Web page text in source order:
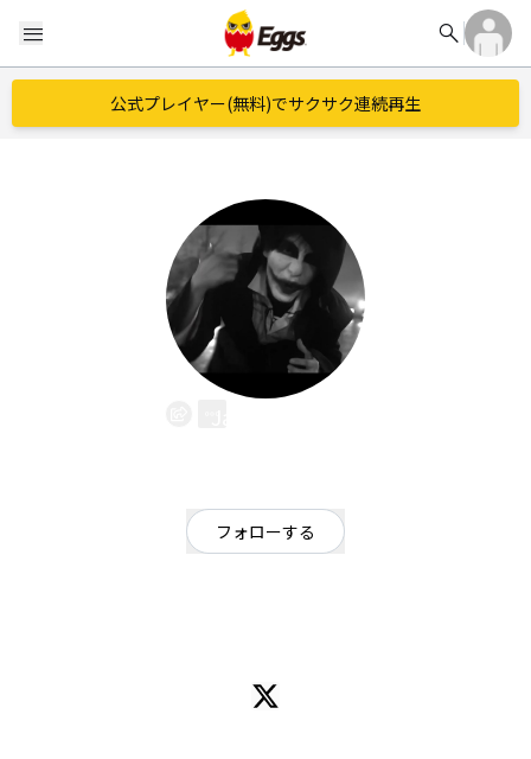
menu search
公式プレイヤー(無料)でサクサク連続再生
フォローする